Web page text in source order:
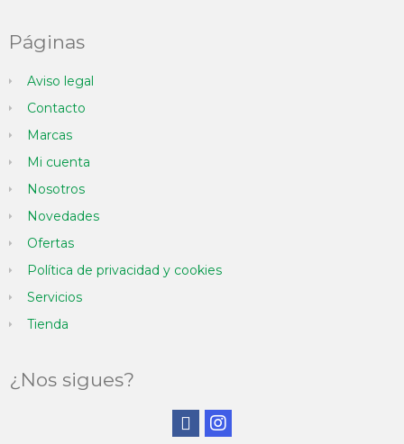
Páginas
Aviso legal
Contacto
Marcas
Mi cuenta
Nosotros
Novedades
Ofertas
Política de privacidad y cookies
Servicios
Tienda
¿Nos sigues?